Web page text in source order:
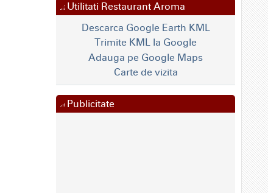
Utilitati Restaurant Aroma
Descarca Google Earth KML
Trimite KML la Google
Adauga pe Google Maps
Carte de vizita
Publicitate